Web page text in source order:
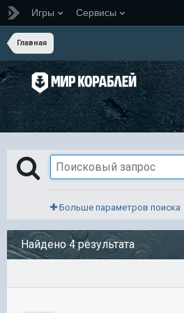
Игры Сервисы
Главная
Больше параметров поиска
Найдено 4 результата